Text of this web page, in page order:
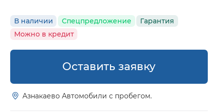
В наличии Спецпредложение
Гарантия
Можно в кредит
Оставить заявку
Азнакаево Автомобили с пробегом.